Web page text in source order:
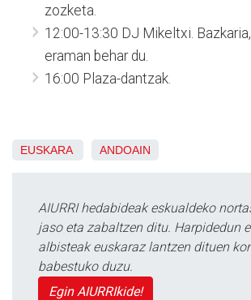
zozketa.
12:00-13:30 DJ Mikeltxi.
eraman behar du.
16:00 Plaza-dantzak.
EUSKARA ANDOAIN
AIURRI hedabideak eskualdeko
jaso eta zabaltzen ditu. Harpidedun
albisteak euskaraz lantzen dituen
babestuko duzu.
Egin AIURRIkide!